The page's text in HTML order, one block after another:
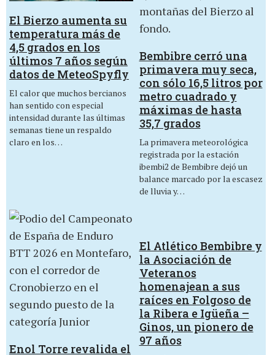
El Bierzo aumenta su
temperatura más de
4,5 grados en los
últimos 7 años según
datos de MeteoSpyfly
El calor que muchos bercianos
han sentido con especial
intensidad durante las últimas
semanas tiene un respaldo
claro en los…
Bembibre cerró una
primavera muy seca,
con sólo 16,5 litros por
metro cuadrado y
máximas de hasta
35,7 grados
La primavera meteorológica
registrada por la estación
ibembi2 de Bembibre dejó un
balance marcado por la escasez
de lluvia y…
Enol Torre revalida el
El Atlético Bembibre y
la Asociación de
Veteranos
homenajean a sus
raíces en Folgoso de
la Ribera e Igüeña –
Ginos, un pionero de
97 años